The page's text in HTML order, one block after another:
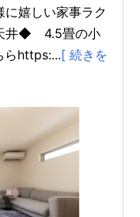
嬉しい家事ラク
井◆ 4.5畳の小
らhttps:...[ 続きを